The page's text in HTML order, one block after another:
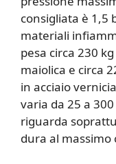
consigliata è 1,5
materiali
pesa circa 230
maiolica e circa
in acciaio
varia da 25 a
riguarda
dura al massimo